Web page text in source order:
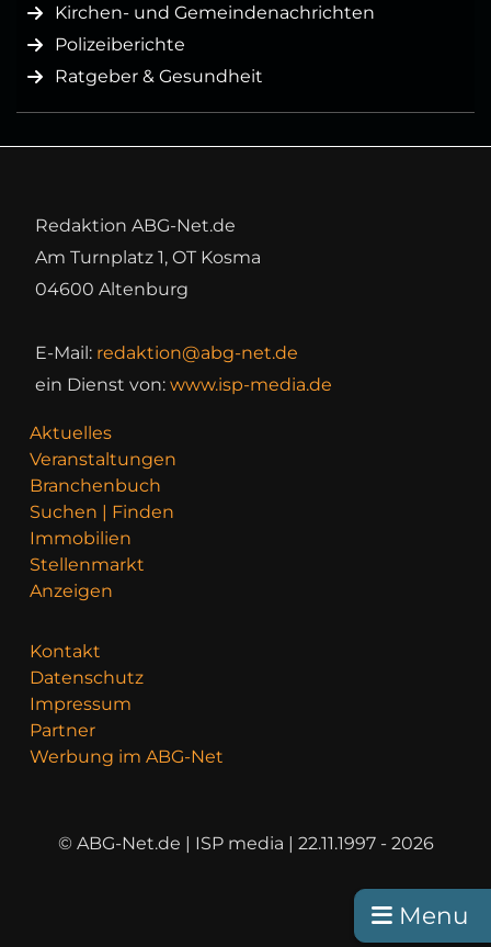
Menu
Kirchen- und Gemeindenachrichten
Polizeiberichte
Ratgeber & Gesundheit
Redaktion ABG-Net.de
Am Turnplatz 1, OT Kosma
04600 Altenburg
E-Mail: redaktion@abg-net.de
ein Dienst von: www.isp-media.de
Aktuelles
Veranstaltungen
Branchenbuch
Suchen | Finden
Immobilien
Stellenmarkt
Anzeigen
Kontakt
Datenschutz
Impressum
Partner
Werbung im ABG-Net
© ABG-Net.de | ISP media | 22.11.1997 - 2026